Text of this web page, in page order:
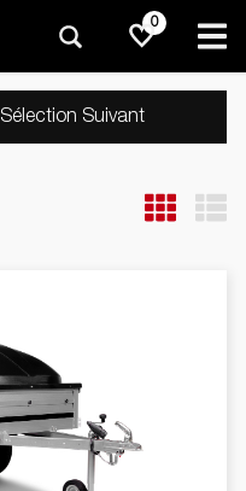
0
Sélection Suivant